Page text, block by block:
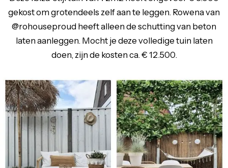
gekost om grotendeels zelf aan te leggen. Rowena van
@rohouseproud heeft alleen de schutting van beton
laten aanleggen. Mocht je deze volledige tuin laten
doen, zijn de kosten ca. € 12.500.